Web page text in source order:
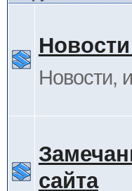
Новости,
сайта